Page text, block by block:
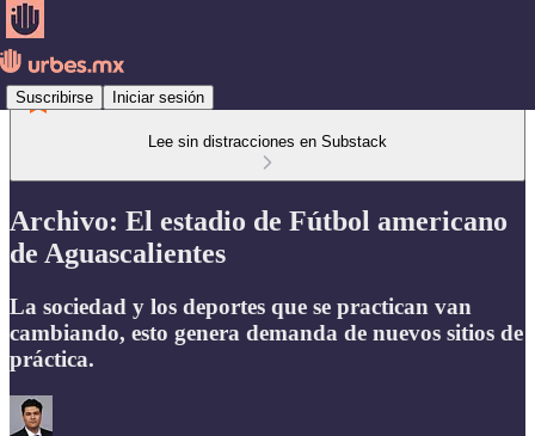
Suscribirse Iniciar sesión
Lee sin distracciones en Substack
Archivo: El estadio de Fútbol americano
de Aguascalientes
La sociedad y los deportes que se practican van
cambiando, esto genera demanda de nuevos sitios de
práctica.